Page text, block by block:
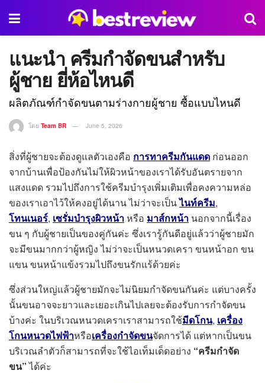
แนะนำ ครีมกำจัดขนสำหรับ
ผู้ชาย ยี่ห้อไหนดี
ผลิตภัณฑ์กําจัดขนตามร่างกายผู้ชาย ซื้อแบบไหนดี
โดย Team BR June 5, 2026
สิ่งที่ผู้ชายจะต้องดูแลตัวเองคือ การทาครีมกันแดด ก่อนออก
จากบ้านเพื่อป้องกันไม่ให้ผิวหน้าของเราได้รับอันตรายจาก
แสงแดด รวมไปถึงการใช้ครีมบำรุงเพิ่มเติมเพื่อคงความหล่อ
ของเราเอาไว้ให้คงอยู่ได้นาน ไม่ว่าจะเป็นไนท์ครีม,
โทนเนอร์, เซรั่มบำรุงผิวหน้าหรือ มาส์กหน้า นอกจากนี้เรื่อง
ขน ๆ กับผู้ชายเป็นของคู่กันค่ะ ซึ่งเรารู้กันดีอยู่แล้วว่าผู้ชายมัก
จะมีขนมากกว่าผู้หญิง ไม่ว่าจะเป็นหนวดเครา ขนหน้าอก ขน
แขน ขนหน้าแข้งรวมไปถึงขนรักแร้ด้วยค่ะ
ซึ่งส่วนใหญ่แล้วผู้ชายมักจะไม่นิยมกำจัดขนกันค่ะ แต่บางครั้ง
นั้นขนอาจจะยาวและเยอะเกินไปเลยจะต้องรับการกำจัดขน
บ้างค่ะ ในบริเวณหนวดเคราเราสามารถใช้มีดโกน, เครื่อง
โกนหนวดไฟฟ้าหรือเครื่องกำจัดขนจัดการได้ แต่หากเป็นขน
บริเวณลำตัวก็สามารถที่จะใช้ไอเท็มเด็ดอย่าง “ครีมกำจัด
ขน”ได้ค่ะ